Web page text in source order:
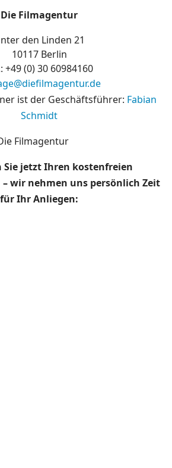
Die Filmagentur
den Linden 21
10117 Berlin
+49 (0)30 60984160
ist der Geschäftsführer: Fabian
Schmidt
Sie jetzt Ihren kostenfreien
wir nehmen uns persönlich Zeit
für Ihr Anliegen: